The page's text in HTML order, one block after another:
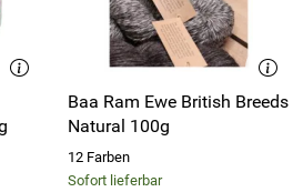
Baa Ram Ewe British Breeds
Natural 100g
12 Farben
Sofort lieferbar